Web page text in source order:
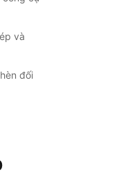
và
đối